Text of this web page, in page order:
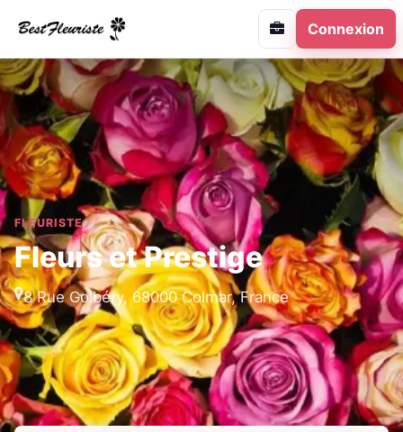
Connexion
FLEURISTE
Fleurs et Prestige
8 Rue Golbéry, 68000 Colmar, France